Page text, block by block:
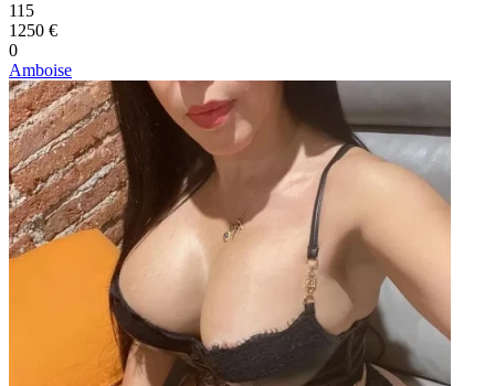
115
1250 €
0
Amboise